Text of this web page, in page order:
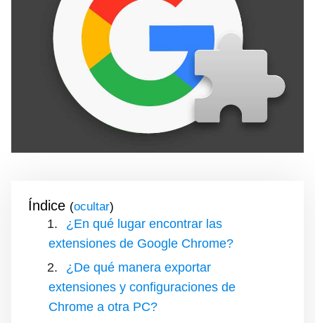
Índice ( )
¿En qué lugar encontrar las
extensiones de Google Chrome?
¿De qué manera exportar
extensiones y configuraciones de
Chrome a otra PC?